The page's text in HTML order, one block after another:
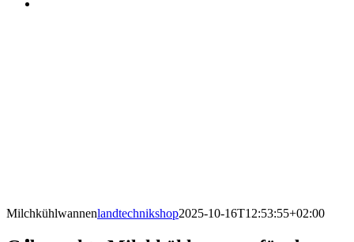
Milchkühlwannenlandtechnikshop2025-10-16T12:53:55+02:00